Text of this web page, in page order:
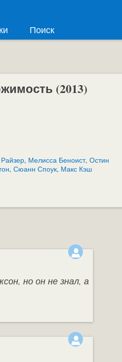
Поиск
(2013)
, Мелисса Беноист, Остин
, Сюанн Споук, Макс Кэш
но он не знал, а